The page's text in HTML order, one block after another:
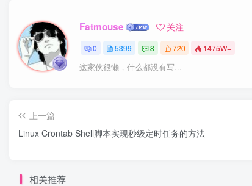
Fatmouse 关注
0 5399 8 720 1475W+
这家伙很懒，什么都没有写...
上一篇
Linux Crontab Shell脚本实现秒级定时任务的方法
相关推荐